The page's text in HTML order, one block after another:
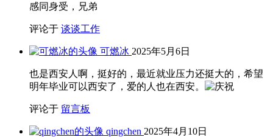
感同身受，兄弟
评论于 谈谈工作
可燃冰 2025年5月6日
也是西安人啊，挺好的，最近就业压力还挺大的，希望
明年毕业可以西安了，爱的人也在西安。
评论于 留言板
qingchen 2025年4月10日